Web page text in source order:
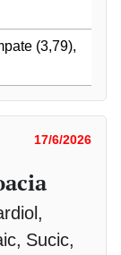
(3,79),
17/6/2026
Sucic,